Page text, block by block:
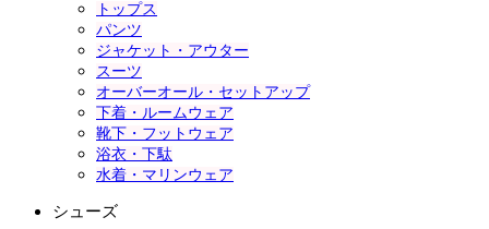
トップス
パンツ
ジャケット・アウター
スーツ
オーバーオール・セットアップ
下着・ルームウェア
靴下・フットウェア
浴衣・下駄
水着・マリンウェア
シューズ